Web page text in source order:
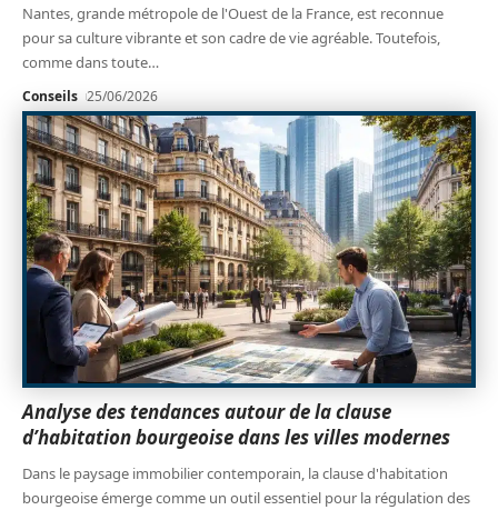
Nantes, grande métropole de l'Ouest de la France, est reconnue
pour sa culture vibrante et son cadre de vie agréable. Toutefois,
comme dans toute…
Conseils 25/06/2026
Analyse des tendances autour de la clause
d’habitation bourgeoise dans les villes modernes
Dans le paysage immobilier contemporain, la clause d'habitation
bourgeoise émerge comme un outil essentiel pour la régulation des